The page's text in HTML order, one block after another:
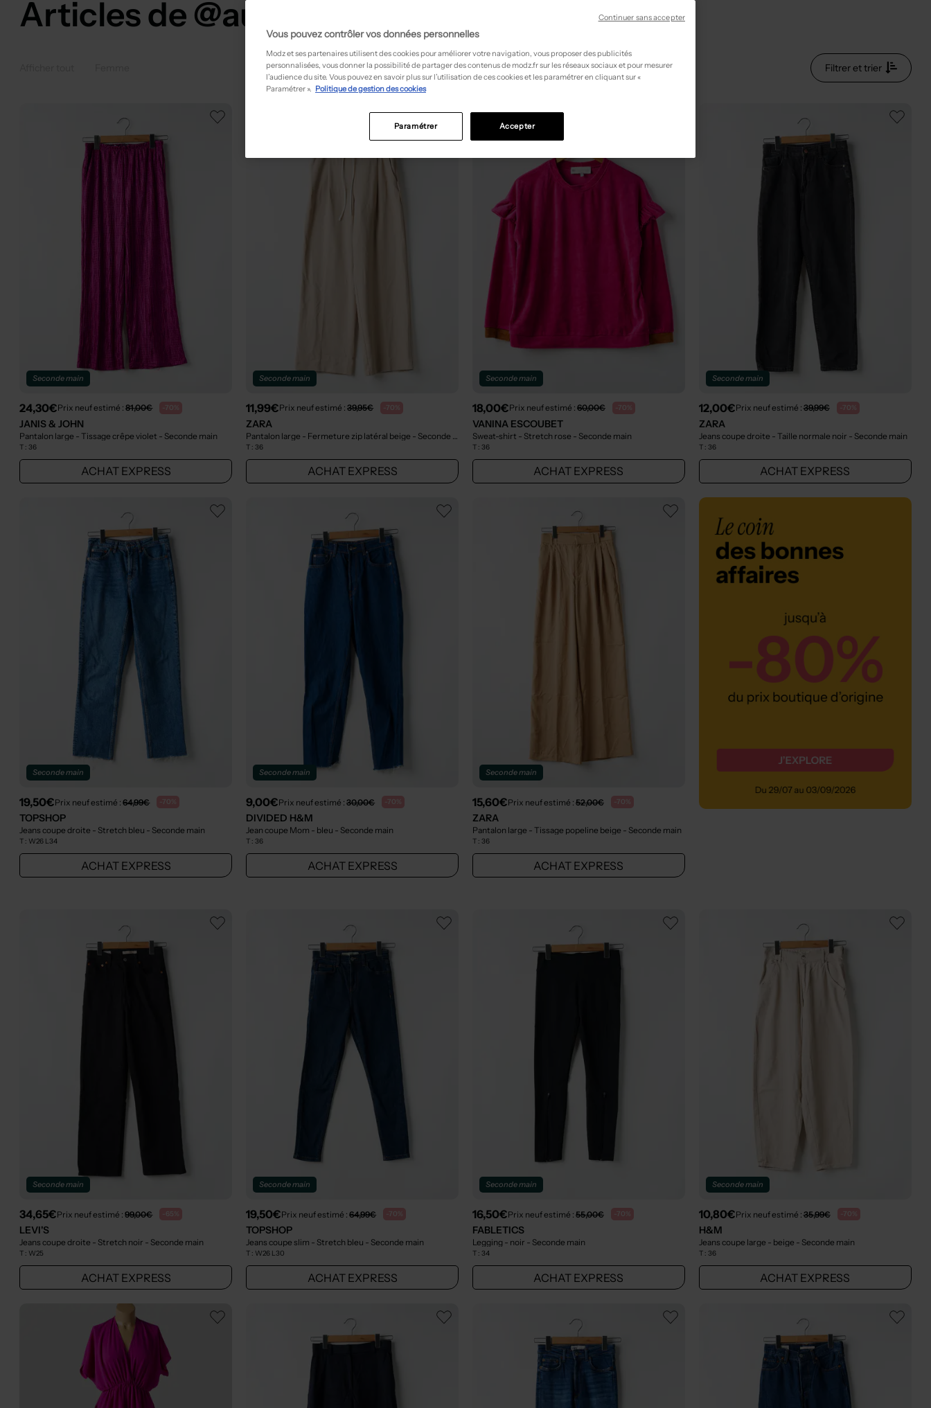
Articles de @aureliekonate - Seconde main
Filtrer et trier
Seconde main
24,30€Prix neuf estimé :81,00€ -70%
JANIS & JOHN
Pantalon large - Tissage crêpe violet - Seconde main
T :36
ACHAT EXPRESS
Seconde main
11,99€Prix neuf estimé :39,95€ -70%
ZARA
Pantalon large - Fermeture zip latéral beige - Seconde main
T :36
ACHAT EXPRESS
Seconde main
18,00€Prix neuf estimé : 60,00€ -70%
VANINA ESCOUBET
Sweat-shirt - Stretch rose - Seconde main
T : 36
ACHAT EXPRESS
Seconde main
12,00€Prix neuf estimé : 39,99€ -70%
ZARA
Jeans coupe droite - Taille normale noir - Seconde main
T : 36
ACHAT EXPRESS
Seconde main
19,50€Prix neuf estimé :64,99€ -70%
TOPSHOP
Jeans coupe droite - Stretch bleu - Seconde main
T : W26 L34
ACHAT EXPRESS
Seconde main
9,00€Prix neuf estimé :30,00€ -70%
DIVIDED H&M
Jean coupe Mom - bleu - Seconde main
T :36
ACHAT EXPRESS
Seconde main
15,60€Prix neuf estimé : 52,00€ -70%
ZARA
Pantalon large - Tissage popeline beige - Seconde main
T : 36
ACHAT EXPRESS
Seconde main
34,65€Prix neuf estimé :99,00€ -65%
LEVI'S
Jeans coupe droite - Stretch noir - Seconde main
T : W25
ACHAT EXPRESS
Seconde main
19,50€Prix neuf estimé :64,99€ -70%
TOPSHOP
Jeans coupe slim - Stretch bleu - Seconde main
T : W26 L30
ACHAT EXPRESS
Seconde main
16,50€Prix neuf estimé : 55,00€ -70%
FABLETICS
Legging - noir - Seconde main
T : 34
ACHAT EXPRESS
Seconde main
10,80€Prix neuf estimé : 35,99€ -70%
H&M
Jeans coupe large - beige - Seconde main
T : 36
ACHAT EXPRESS
Vous pouvez contrôler vos données personnelles
Modz et ses partenaires utilisent des cookies pour améliorer votre navigation, vous proposer des publicités
personnalisées, vous donner la possibilité de partager des contenus de modz.fr sur les réseaux sociaux et pour mesurer
l’audience du site. Vous pouvez en savoir plus sur l’utilisation de ces cookies et les paramétrer en cliquant sur «
Paramétrer ». Politique de gestion des cookies
Accepter
Paramétrer
Continuer sans accepter